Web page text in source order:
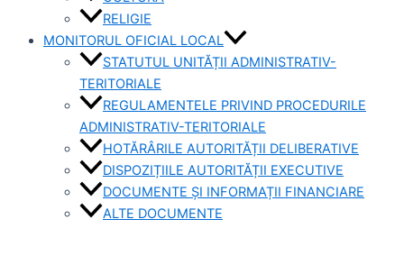
RELIGIE
MONITORUL OFICIAL LOCAL
STATUTUL UNITĂȚII ADMINISTRATIV-
TERITORIALE
REGULAMENTELE PRIVIND PROCEDURILE
ADMINISTRATIV-TERITORIALE
HOTĂRÂRILE AUTORITĂȚII DELIBERATIVE
DISPOZIȚIILE AUTORITĂȚII EXECUTIVE
DOCUMENTE ȘI INFORMAȚII FINANCIARE
ALTE DOCUMENTE